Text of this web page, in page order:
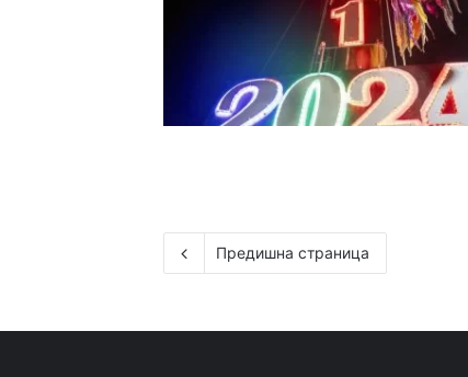
Предишна страница